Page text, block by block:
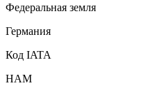
Федеральная земля
Германия
Код IATA
HAM